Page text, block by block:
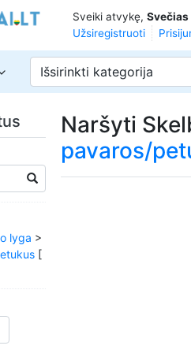
Sveiki atvykę, Svečias
Užsiregistruoti
Išsirinkti kategorija
lyga >
[
Naršyti
pavaros/